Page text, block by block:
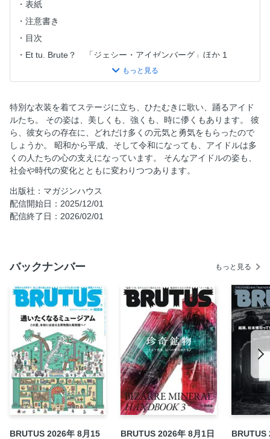
表紙
注意書き
目次
Et tu, Brute？ 「ジェシー・アイゼンバーグ」ほか 1
Et tu, Brute？ 「ジェシー・アイゼンバーグ」ほか 2
特集 アイドルって？
KAWAII LAB.が目指す、理想のアイドル像とは？
プロデューサーが語る、“アイドルってなんだ？”。 大倉忠
義／ソヨン／もふくちゃん／ヤマモトショウ／connie／戦慄
かなの
ついて語りたい！ 作曲家 わたしの、アイドルソングの作
りかた。 作詞家 プロとして嫉妬したあのフレーズ。 コ
レオグラファー 振り付けとアイドルソングの関係。
ファン目線で考える、令和の「アイドル像」。 上岡磨奈／
超ときめき 宣伝部の「アイドル宣伝会議」。
坂道シリーズのクリエイティビティ。
入門、ハロプロ研修生。アイドルの卵たちに受け継がれるイ
ズム。 牧野真莉愛（モーニング娘。’25）／みつばちまき
／上野まり子／星部ショウ／高崎 晟／石原幹久
ガーリーな感性とDIY精神を宿すアイドル。 REIRIE／diig
／BENNY
アイドル衣装の解体新書。 茅野しのぶ／市野沢祐大／齋藤
ヒロスミ／田中大資
勝手に！令和の、アイドル界隈用語集。
特別な衣装を着てステージに立ち、ひたむきに歌い、踊るアイド
ルたち。 その姿は、美しくも、強くも、時に儚くもあります。 彼
ら、彼女らの存在に、どれだけ多くの元気と勇気をもらったので
しょうか。 昭和から平成、そして令和になっても、アイドルは多
くの人たちの心の支えになっています。 そんなアイドルの姿も、
社会や時代の変化とともに変わりつつあります。
出版社：マガジンハウス
配信開始日：2025/12/01
配信終了日：2026/02/01
バックナンバー もっと見る
BRUTUS 2026年 8月15
BRUTUS 2026年 8月1日
BRUTUS